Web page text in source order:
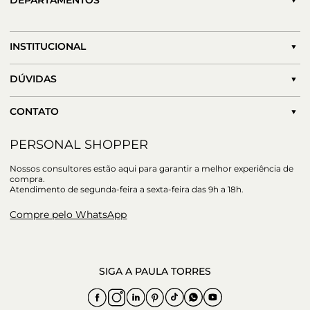
INSTITUCIONAL
DÚVIDAS
CONTATO
PERSONAL SHOPPER
Nossos consultores estão aqui para garantir a melhor experiência de
compra.
Atendimento de segunda-feira a sexta-feira das 9h a 18h.
Compre pelo WhatsApp